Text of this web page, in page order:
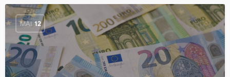
MAI 12